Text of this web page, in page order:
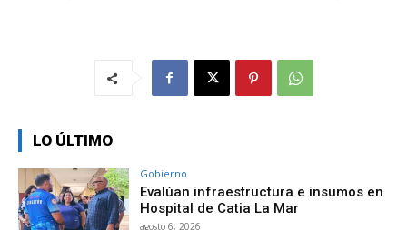
LO ÚLTIMO
Gobierno
Evalúan infraestructura e insumos en
Hospital de Catia La Mar
agosto 6, 2026